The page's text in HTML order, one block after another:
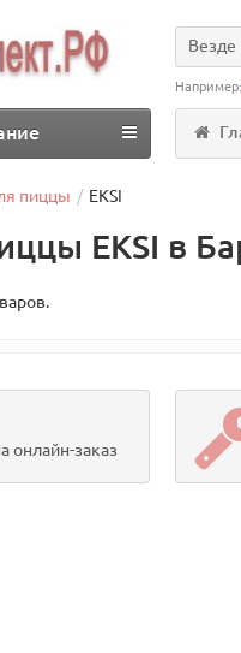
Везде
пиццы EKSI
EKSI в
онлайн-заказ